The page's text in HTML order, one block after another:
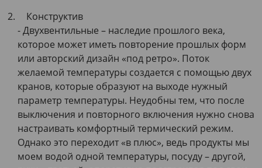
Конструктив
- Двухвентильные – наследие прошлого века,
которое может иметь повторение прошлых форм
или авторский дизайн «под ретро». Поток
желаемой температуры создается с помощью двух
кранов, которые образуют на выходе нужный
параметр температуры. Неудобны тем, что после
выключения и повторного включения нужно снова
настраивать комфортный термический режим.
Однако это переходит «в плюс», ведь продукты мы
моем водой одной температуры, посуду – другой,